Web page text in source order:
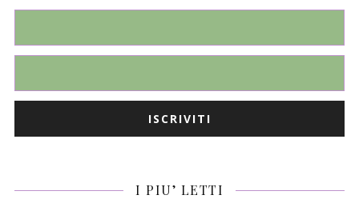
I PIU’ LETTI